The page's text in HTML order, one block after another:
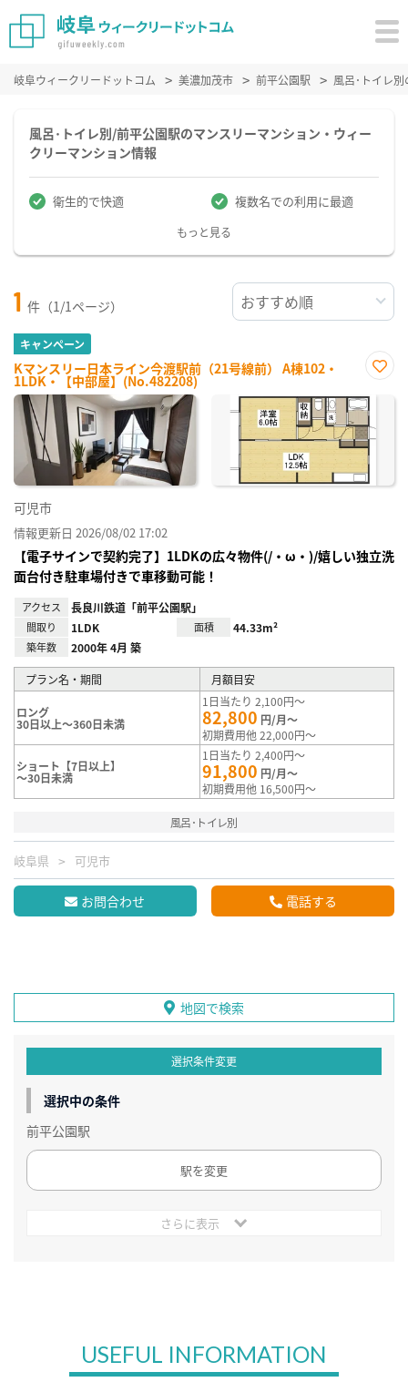
岐阜ウィークリードットコム 美濃加茂市 前平公園駅 風呂･トイレ
風呂･トイレ別/前平公園駅のマンスリーマンション・ウィー
クリーマンション情報
衛生的で快適 複数名での利用に最適
もっと見る
1 件（1/1ページ）
キャンペーン
Kマンスリー日本ライン今渡駅前（21号線前） A棟102・
1LDK・【中部屋】(No.482208)
に入
り登
録
可児市
情報更新日 2026/08/02 17:02
【電子サインで契約完了】1LDKの広々物件(/・ω・)/嬉しい独立洗
面台付き駐車場付きで車移動可能！
アクセス 長良川鉄道「前平公園駅」
間取り 1LDK 面積 44.33m²
築年数 2000年 4月 築
プラン名・期間 月額目安
ロング
30日以上～360日未満
1日当たり 2,100円～
82,800 円/月～
初期費用他 22,000円～
ショート【7日以上】
～30日未満
1日当たり 2,400円～
91,800 円/月～
初期費用他 16,500円～
風呂･トイレ別
岐阜県 可児市
お問合わせ 電話する
地図で検索
選択条件変更
選択中の条件
前平公園駅
駅を変更
さらに表示
USEFUL INFORMATION